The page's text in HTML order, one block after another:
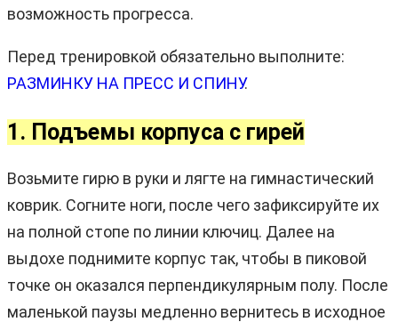
возможность прогресса.
Перед тренировкой обязательно выполните:
РАЗМИНКУ НА ПРЕСС И СПИНУ.
1. Подъемы корпуса с гирей
Возьмите гирю в руки и лягте на гимнастический
коврик. Согните ноги, после чего зафиксируйте их
на полной стопе по линии ключиц. Далее на
выдохе поднимите корпус так, чтобы в пиковой
точке он оказался перпендикулярным полу. После
маленькой паузы медленно вернитесь в исходное